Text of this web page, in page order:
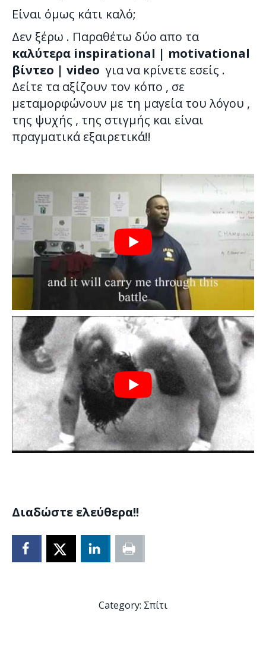
Είναι όμως κάτι καλό;
Δεν ξέρω . Παραθέτω δύο απο τα
καλύτερα inspirational | motivational
βίντεο | video για να κρίνετε εσείς .
Δείτε τα αξίζουν τον κόπο , σε
μεταμορφώνουν με τη μαγεία του λόγου ,
της ψυχής , της στιγμής και είναι
πραγματικά εξαιρετικά!!
Διαδώστε ελεύθερα!!
Category: Σπίτι